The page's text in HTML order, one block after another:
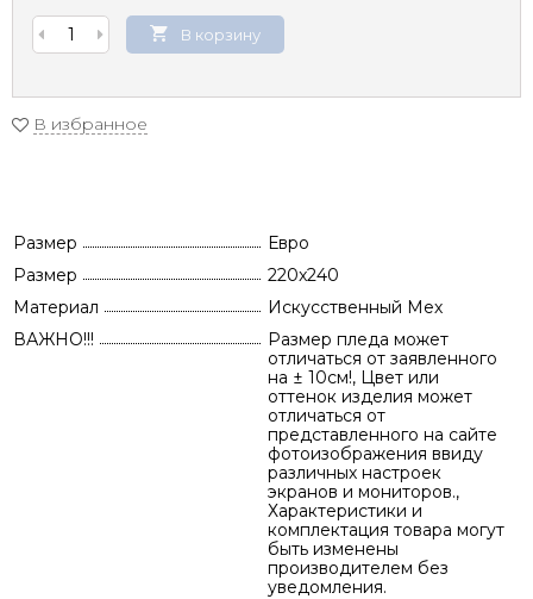
В корзину
В избранное
Размер
Евро
Размер
220x240
Материал
Искусственный Мех
ВАЖНО!!!
Размер пледа может
отличаться от заявленного
на ± 10см!, Цвет или
оттенок изделия может
отличаться от
представленного на сайте
фотоизображения ввиду
различных настроек
экранов и мониторов.,
Характеристики и
комплектация товара могут
быть изменены
производителем без
уведомления.